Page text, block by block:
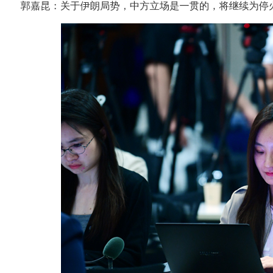
郭嘉昆：关于伊朗局势，中方立场是一贯的，将继续为停